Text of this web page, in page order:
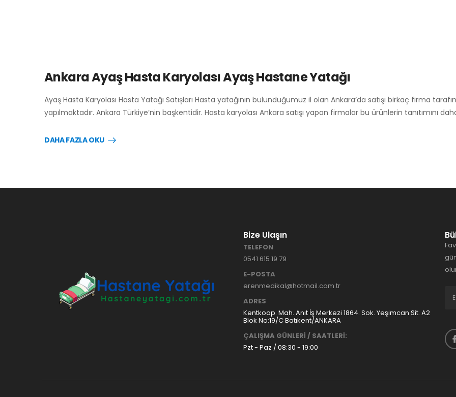
Ankara Ayaş Hasta Karyolası Ayaş Hastane Yatağı
Ayaş Hasta Karyolası Hasta Yatağı Satışları Hasta yatağının bulunduğumuz il olan Ankara’da satışı birkaç firma
yapılmaktadır. Ankara Türkiye’nin başkentidir. Hasta karyolası Ankara satışı yapan firmalar bu ürünlerin tanıtımını
DAHA FAZLA OKU
Bize Ulaşın
TELEFON
0541 615 19 79
E-POSTA
erenmedikal@hotmail.com.tr
ADRES
Kentkoop. Mah. Anıt İş Merkezi 1864. Sok. Yeşimcan Sit. A2
Blok No:19/C Batıkent/ANKARA
ÇALIŞMA GÜNLERİ / SAATLERİ:
Pzt - Paz / 08:30 - 19:00